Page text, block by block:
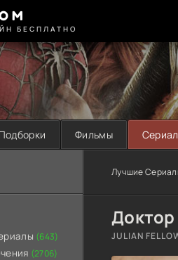
БЕСПЛАТНО
Подборки Фильмы
(643)
(2706)
Лучшие
JULIAN